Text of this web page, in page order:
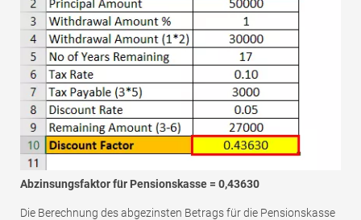
Abzinsungsfaktor für Pensionskasse = 0,43630
Die Berechnung des abgezinsten Betrags für die Pensionskasse